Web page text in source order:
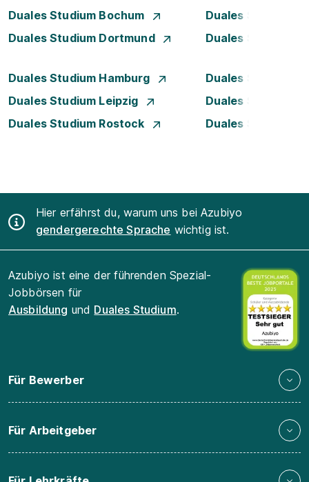
Duales Studium Bochum
Duales Studium
Duales Studium Dortmund
Duales Studium
Duales Studium Hamburg
Duales Studium
Duales Studium Leipzig
Duales Studium
Duales Studium Rostock
Duales Studium
Hier erfährst du, warum uns bei Azubiyo
gendergerechte Sprache wichtig ist.
Azubiyo ist eine der führenden Spezial-
Jobbörsen für
Ausbildung und Duales Studium.
Für Bewerber
Für Arbeitgeber